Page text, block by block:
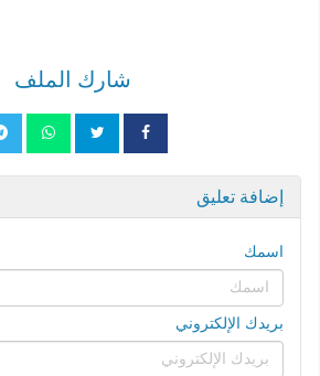
شارك الملف
إضافة تعليق
اسمك
بريدك الإلكتروني